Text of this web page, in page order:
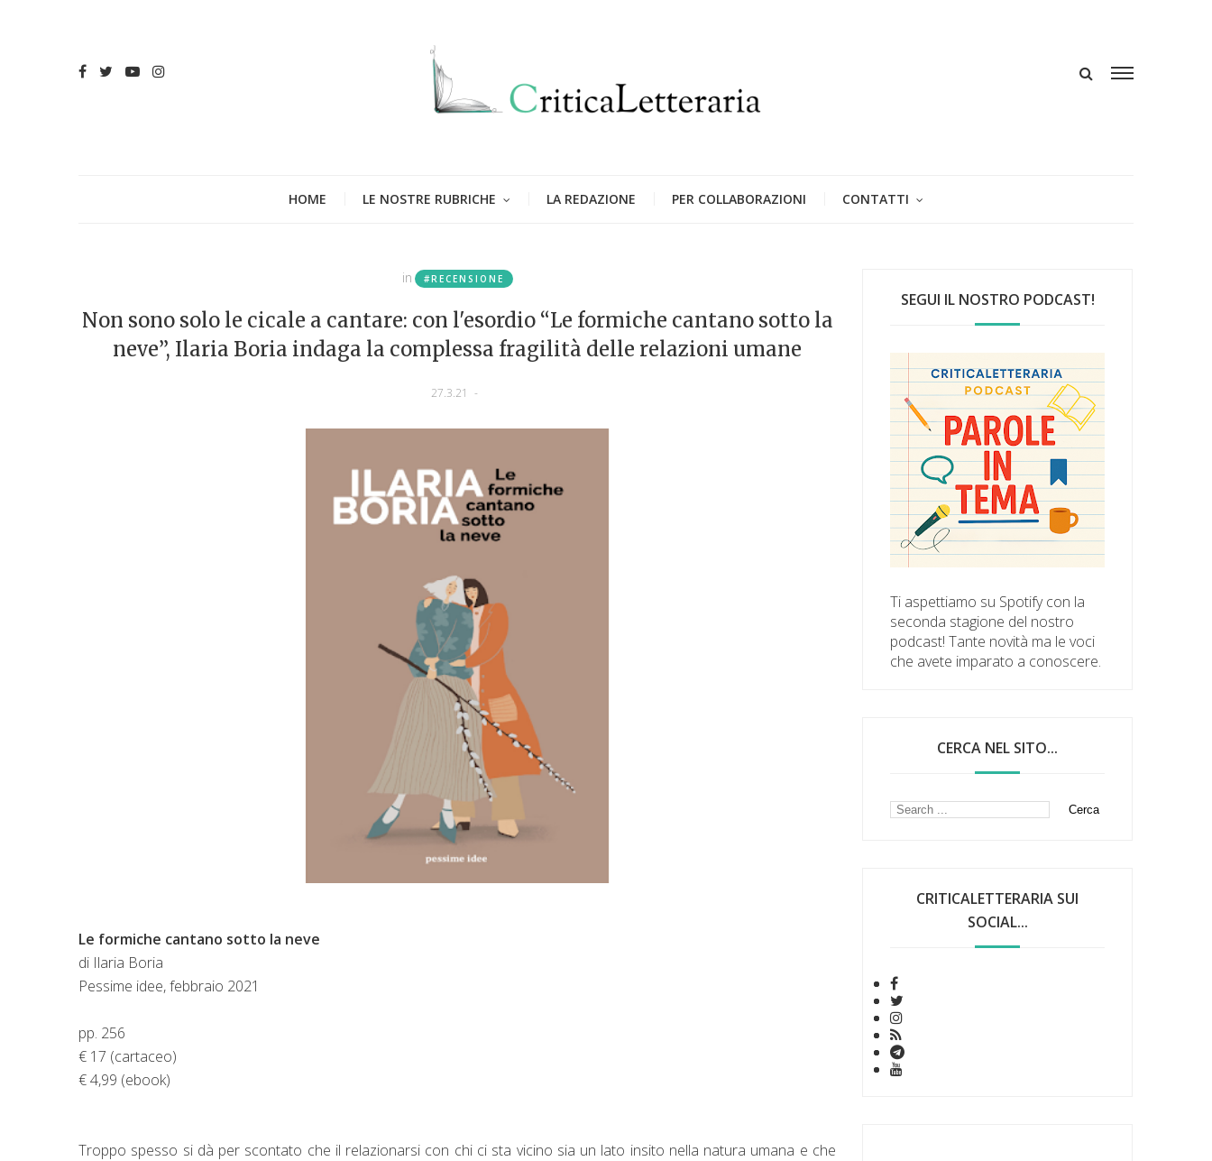
HOME LE NOSTRE RUBRICHE LA REDAZIONE PER COLLABORAZIONI CONTATTI
in #RECENSIONE
Non sono solo le cicale a cantare: con l'esordio “Le formiche cantano sotto la
neve”, Ilaria Boria indaga la complessa fragilità delle relazioni umane
27.3.21 -
Le formiche cantano sotto la neve
di Ilaria Boria
Pessime idee, febbraio 2021
pp. 256
€ 17 (cartaceo)
€ 4,99 (ebook)
Troppo spesso si dà per scontato che il relazionarsi con chi ci sta vicino sia un lato insito nella natura umana e che
SEGUI IL NOSTRO PODCAST!
Ti aspettiamo su Spotify con la
seconda stagione del nostro
podcast! Tante novità ma le voci
che avete imparato a conoscere.
CERCA NEL SITO...
CRITICALETTERARIA SUI
SOCIAL...